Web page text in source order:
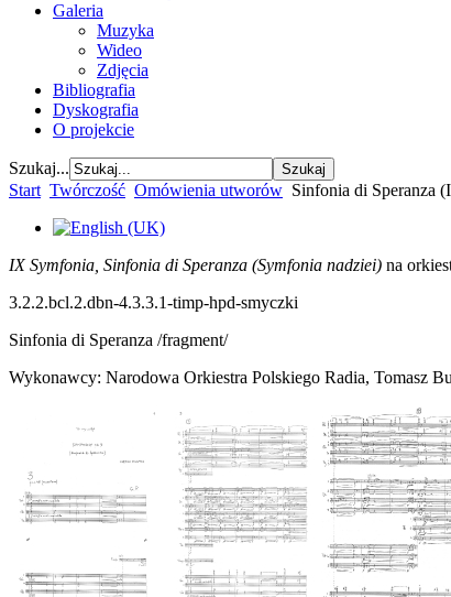
Galeria
Muzyka
Wideo
Zdjęcia
Bibliografia
Dyskografia
O projekcie
Szukaj...
Start Twórczość Omówienia utworów Sinfonia di Speranza
IX Symfonia, Sinfonia di Speranza (Symfonia nadziei) na
3.2.2.bcl.2.dbn-4.3.3.1-timp-hpd-smyczki
Sinfonia di Speranza /fragment/
Wykonawcy: Narodowa Orkiestra Polskiego Radia, Tomasz